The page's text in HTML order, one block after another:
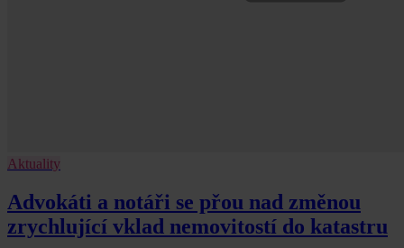
Aktuality
Advokáti a notáři se přou nad změnou
zrychlující vklad nemovitostí do katastru